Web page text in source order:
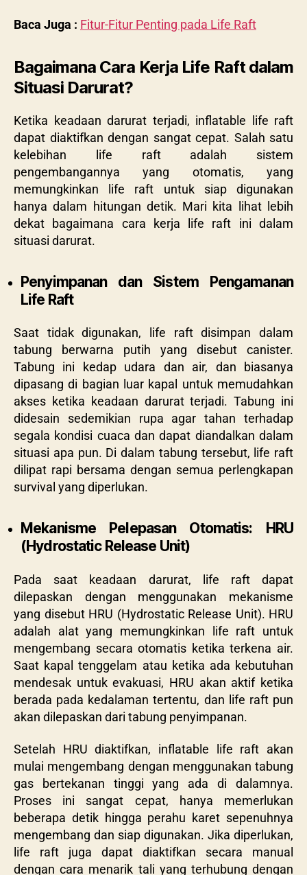
Baca Juga : Fitur-Fitur Penting pada Life Raft
Bagaimana Cara Kerja Life Raft dalam
Situasi Darurat?
Ketika keadaan darurat terjadi, inflatable life raft
dapat diaktifkan dengan sangat cepat. Salah satu
kelebihan life raft adalah sistem
pengembangannya yang otomatis, yang
memungkinkan life raft untuk siap digunakan
hanya dalam hitungan detik. Mari kita lihat lebih
dekat bagaimana cara kerja life raft ini dalam
situasi darurat.
Penyimpanan dan Sistem Pengamanan
Life Raft
Saat tidak digunakan, life raft disimpan dalam
tabung berwarna putih yang disebut canister.
Tabung ini kedap udara dan air, dan biasanya
dipasang di bagian luar kapal untuk memudahkan
akses ketika keadaan darurat terjadi. Tabung ini
didesain sedemikian rupa agar tahan terhadap
segala kondisi cuaca dan dapat diandalkan dalam
situasi apa pun. Di dalam tabung tersebut, life raft
dilipat rapi bersama dengan semua perlengkapan
survival yang diperlukan.
Mekanisme Pelepasan Otomatis: HRU
(Hydrostatic Release Unit)
Pada saat keadaan darurat, life raft dapat
dilepaskan dengan menggunakan mekanisme
yang disebut HRU (Hydrostatic Release Unit). HRU
adalah alat yang memungkinkan life raft untuk
mengembang secara otomatis ketika terkena air.
Saat kapal tenggelam atau ketika ada kebutuhan
mendesak untuk evakuasi, HRU akan aktif ketika
berada pada kedalaman tertentu, dan life raft pun
akan dilepaskan dari tabung penyimpanan.
Setelah HRU diaktifkan, inflatable life raft akan
mulai mengembang dengan menggunakan tabung
gas bertekanan tinggi yang ada di dalamnya.
Proses ini sangat cepat, hanya memerlukan
beberapa detik hingga perahu karet sepenuhnya
mengembang dan siap digunakan. Jika diperlukan,
life raft juga dapat diaktifkan secara manual
dengan cara menarik tali yang terhubung dengan